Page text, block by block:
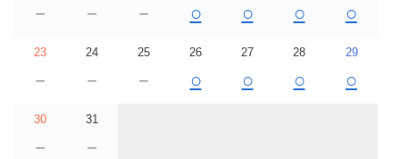
－ － － ○ ○ ○ ○
23
－
24
－
25
－
26
○
27
○
28
○
29
○
30
－
31
－